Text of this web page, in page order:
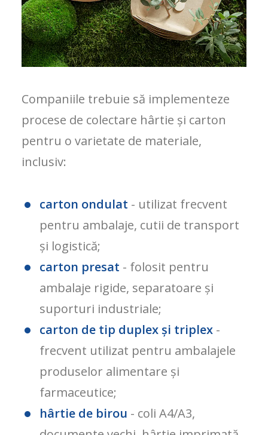
Companiile trebuie să implementeze
procese de colectare hârtie și carton
pentru o varietate de materiale,
inclusiv:
carton ondulat - utilizat frecvent
pentru ambalaje, cutii de transport
și logistică;
carton presat - folosit pentru
ambalaje rigide, separatoare și
suporturi industriale;
carton de tip duplex și triplex -
frecvent utilizat pentru ambalajele
produselor alimentare și
farmaceutice;
hârtie de birou - coli A4/A3,